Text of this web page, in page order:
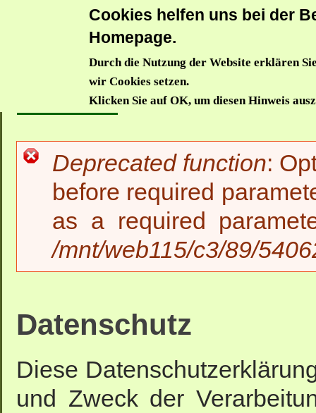
Cookies helfen uns bei der
Homepage.
Durch die Nutzung der Website erklären
wir Cookies setzen.
Klicken Sie auf OK, um diesen Hinweis
Trägerverein Waldkindergarten
Startseite >> Datenschutz
Fehlermeldung
Deprecated function:
before required
as a required
/mnt/web115/c3/89/
Datenschutz
Diese
und Zweck der